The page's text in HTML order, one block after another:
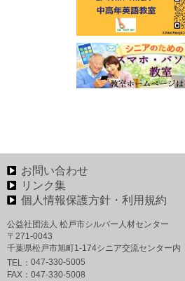
お問い合わせ
リンク集
個人情報保護方針・利用規約
公益社団法人 松戸市シルバー人材センター
〒271-0043
千葉県松戸市旭町1-174シニア交流センター内
TEL： 047-330-5005
FAX： 047-330-5008